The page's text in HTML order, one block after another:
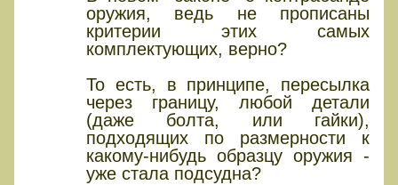
оружия, ведь не прописаны
критерии этих самых
комплектующих, верно?
То есть, в принципе, пересылка
через границу, любой детали
(даже болта, или гайки),
подходящих по размерности к
какому-нибудь образцу оружия -
уже стала подсудна?